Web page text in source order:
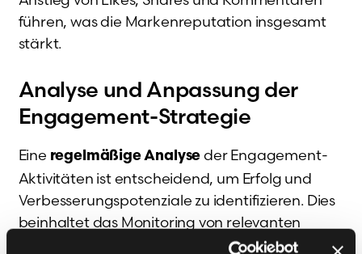
führen, was die Markenreputation insgesamt
stärkt.
Analyse und Anpassung der
Engagement-Strategie
Eine regelmäßige Analyse der Engagement-
Aktivitäten ist entscheidend, um Erfolg und
Verbesserungspotenziale zu identifizieren. Dies
beinhaltet das Monitoring von relevanten
Metriken wie Reichweite, Interaktionen und